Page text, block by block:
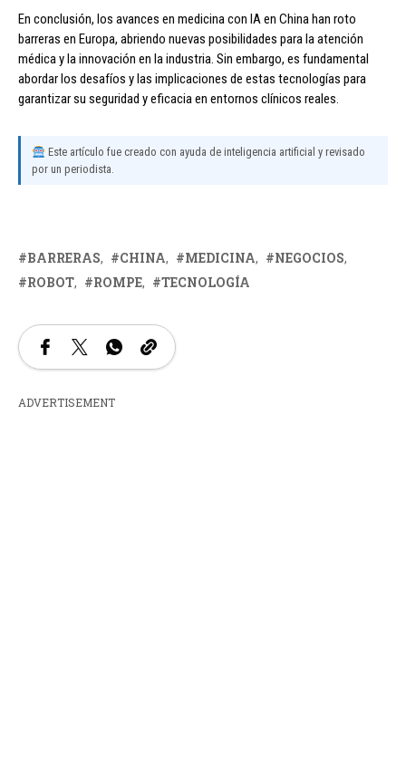
En conclusión, los avances en medicina con IA en China han roto
barreras en Europa, abriendo nuevas posibilidades para la atención
médica y la innovación en la industria. Sin embargo, es fundamental
abordar los desafíos y las implicaciones de estas tecnologías para
garantizar su seguridad y eficacia en entornos clínicos reales.
Este artículo fue creado con ayuda de inteligencia artificial y revisado
por un periodista.
BARRERAS CHINA MEDICINA
NEGOCIOS
ROBOT
ROMPE TECNOLOGÍA
ADVERTISEMENT